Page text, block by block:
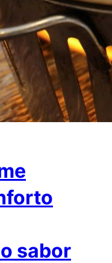
sabor